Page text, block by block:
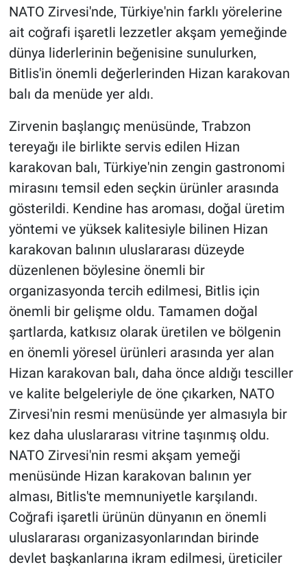
NATO Zirvesi'nde, Türkiye'nin farklı yörelerine
ait coğrafi işaretli lezzetler akşam yemeğinde
dünya liderlerinin beğenisine sunulurken,
Bitlis'in önemli değerlerinden Hizan karakovan
balı da menüde yer aldı.
Zirvenin başlangıç menüsünde, Trabzon
tereyağı ile birlikte servis edilen Hizan
karakovan balı, Türkiye'nin zengin gastronomi
mirasını temsil eden seçkin ürünler arasında
gösterildi. Kendine has aroması, doğal üretim
yöntemi ve yüksek kalitesiyle bilinen Hizan
karakovan balının uluslararası düzeyde
düzenlenen böylesine önemli bir
organizasyonda tercih edilmesi, Bitlis için
önemli bir gelişme oldu. Tamamen doğal
şartlarda, katkısız olarak üretilen ve bölgenin
en önemli yöresel ürünleri arasında yer alan
Hizan karakovan balı, daha önce aldığı tesciller
ve kalite belgeleriyle de öne çıkarken, NATO
Zirvesi'nin resmi menüsünde yer almasıyla bir
kez daha uluslararası vitrine taşınmış oldu.
NATO Zirvesi'nin resmi akşam yemeği
menüsünde Hizan karakovan balının yer
alması, Bitlis'te memnuniyetle karşılandı.
Coğrafi işaretli ürünün dünyanın en önemli
uluslararası organizasyonlarından birinde
devlet başkanlarına ikram edilmesi, üreticiler